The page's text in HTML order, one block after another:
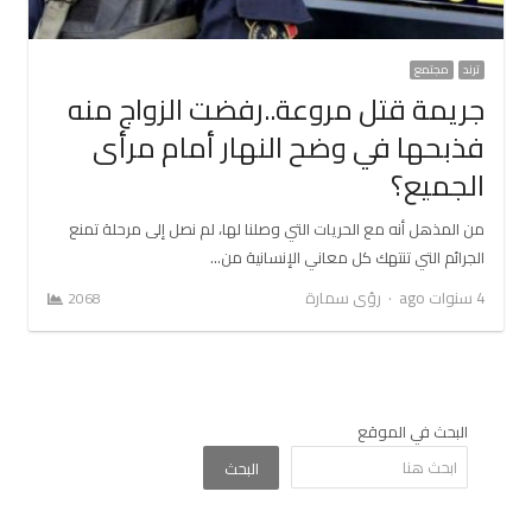
ترند مجتمع
جريمة قتل مروعة..رفضت الزواج منه
فذبحها في وضح النهار أمام مرأى
الجميع؟
من المذهل أنه مع الحريات التي وصلنا لها، لم نصل إلى مرحلة تمنع
الجرائم التي تنتهك كل معاني الإنسانية من…
4 سنوات ago
Author
رؤى سمارة 2068
البحث في الموقع
البحث